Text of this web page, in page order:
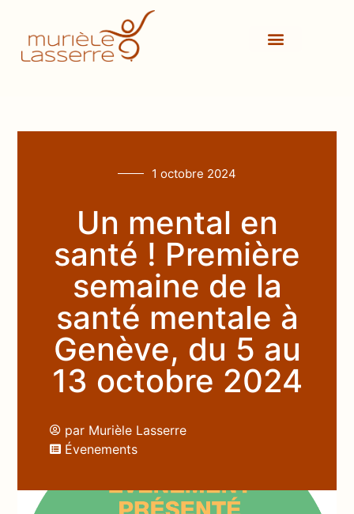
1 octobre 2024
Un mental en
santé ! Première
semaine de la
santé mentale à
Genève, du 5 au
13 octobre 2024
parMurièle Lasserre
Évenements